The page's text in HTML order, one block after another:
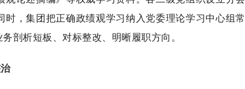
，集团把正确政绩观学习纳入党委理论学习中心组常
剖析短板、对标整改、明晰履职方向。